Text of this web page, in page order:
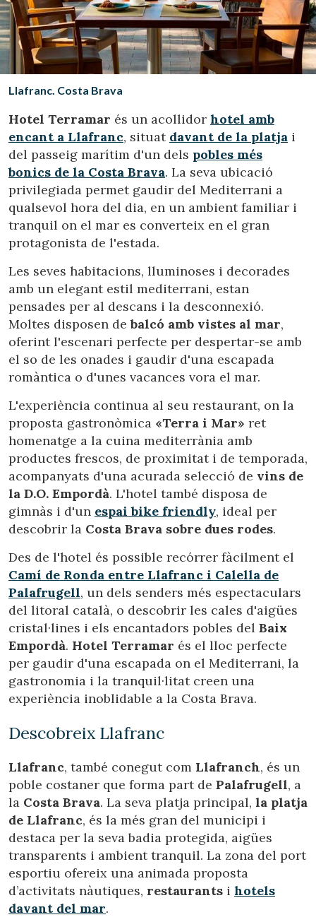
Ubicació/nom de l'hotel
CA ES EN FR
Llafranc. Costa Brava
Hotel Terramar és un acollidor hotel amb
encant a Llafranc, situat davant de la platja i
del passeig marítim d'un dels pobles més
bonics de la Costa Brava. La seva ubicació
privilegiada permet gaudir del Mediterrani a
qualsevol hora del dia, en un ambient familiar i
tranquil on el mar es converteix en el gran
protagonista de l'estada.
Les seves habitacions, lluminoses i decorades
amb un elegant estil mediterrani, estan
pensades per al descans i la desconnexió.
Moltes disposen debalcó amb vistes al mar,
oferint l'escenari perfecte per despertar-se amb
el so de les onades i gaudir d'una escapada
romàntica o d'unes vacances vora el mar.
L'experiència continua al seu restaurant, on la
proposta gastronòmica «Terra i Mar» ret
homenatge a la cuina mediterrània amb
productes frescos, de proximitat i de temporada,
acompanyats d'una acurada selecció de vins de
la D.O. Empordà. L'hotel també disposa de
gimnàs i d'un espai bike friendly, ideal per
descobrir la Costa Brava sobre dues rodes.
Des de l'hotel és possible recórrer fàcilment el
Camí de Ronda entre Llafranc i Calella de
Palafrugell, un dels senders més espectaculars
del litoral català, o descobrir les cales d'aigües
cristal·lines i els encantadors pobles del Baix
Empordà. Hotel Terramar és el lloc perfecte
per gaudir d'una escapada on el Mediterrani, la
gastronomia i la tranquil·litat creen una
experiència inoblidable a la Costa Brava.
Descobreix Llafranc
Llafranc, també conegut com Llafranch, és un
poble costaner que forma part de Palafrugell, a
la Costa Brava. La seva platja principal, la platja
de Llafranc, és la més gran del municipi i
destaca per la seva badia protegida, aigües
transparents i ambient tranquil. La zona del port
esportiu ofereix una animada proposta
d’activitats nàutiques, restaurants i hotels
davant del mar.
Modificar cookies
Tècniques i funcionals
Sempre activades
Aquest lloc web utilitza cookies pròpies per recopilar
informació amb la finalitat de millorar els nostres serveis.
Si continua navegant, suposa l'acceptació de la instal·lació
de les mateixes. L'usuari té la possibilitat de configurar el
navegador podent, si així ho desitja, impedir que siguin
instal·lades al disc dur, encara que haurà de tenir en
compte que aquesta acció podrà ocasionar dificultats de
navegació de la pàgina web.
Analítiques i personalització
Permeten fer el seguiment i l'anàlisi del comportament
dels usuaris d'aquest lloc web. La informació recollida
mitjançant aquest tipus de cookies s'utilitza en el
mesurament de l'activitat del web per a l'elaboració de
perfils de navegació dels usuaris per introduir millores en
funció de l'anàlisi de les dades d'ús que fan els usuaris del
servei. Permeten desar la informació de preferència de
l'usuari per millorar la qualitat dels nostres serveis i oferir
una millor experiència a través de productes recomanats.
Marketing i publicitat
Aquestes cookies són utilitzades per emmagatzemar